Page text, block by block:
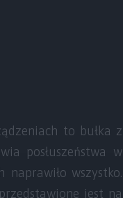
to bułka z
posłuszeństwa w
naprawiło wszystko.
jest na